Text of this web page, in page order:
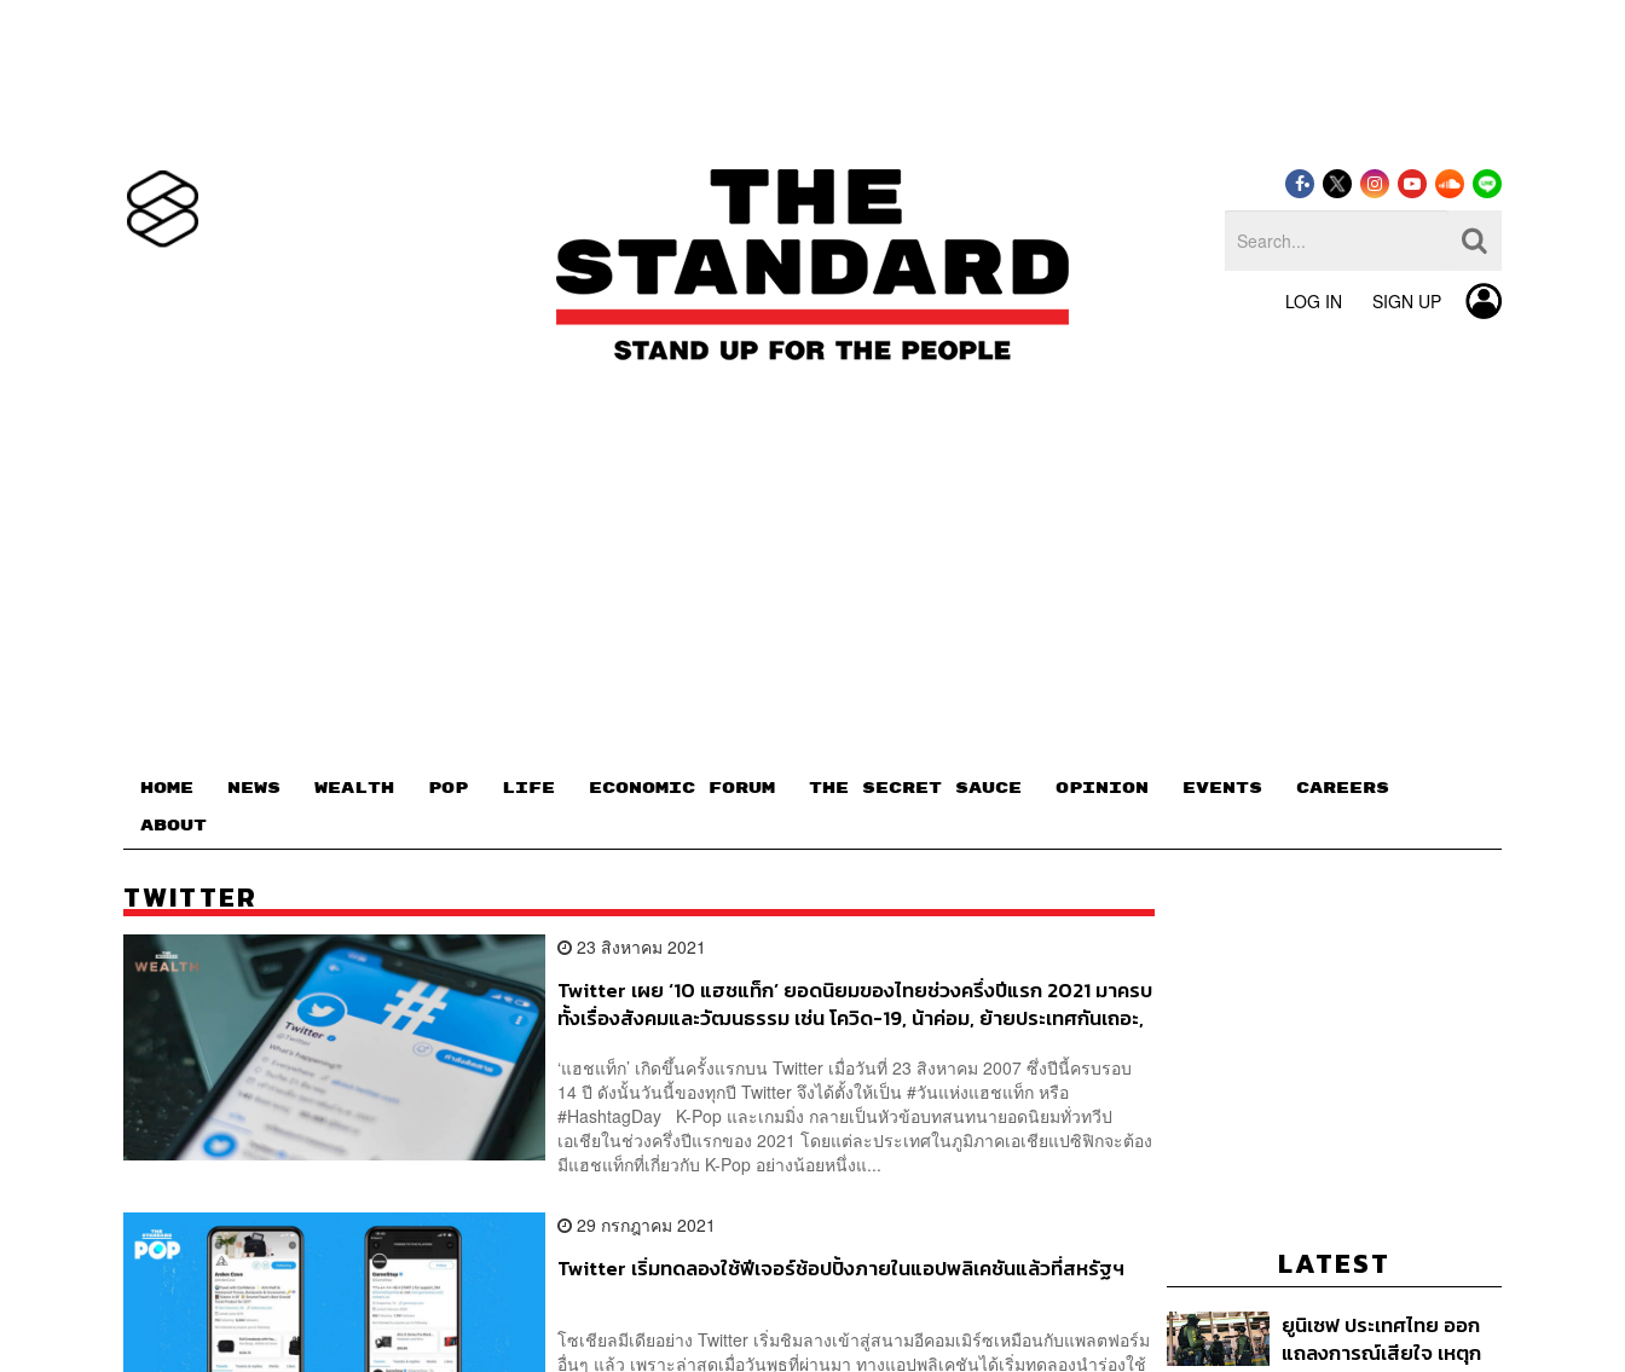
LOG IN SIGN UP
HOME NEWS WEALTH POP LIFE ECONOMIC FORUM THE SECRET SAUCE​ OPINION EVENTS CAREERS
ABOUT
TWITTER
23 สิงหาคม 2021
Twitter เผย ‘10 แฮชแท็ก’ ยอดนิยมของไทยช่วงครึ่งปีแรก 2021 มาครบ
ทั้งเรื่องสังคมและวัฒนธรรม เช่น โควิด-19, น้าค่อม, ย้ายประเทศกันเถอะ,
‘แฮชแท็ก’ เกิดขึ้นครั้งแรกบน Twitter เมื่อวันที่ 23 สิงหาคม 2007 ซึ่งปีนี้ครบรอบ
14 ปี ดังนั้นวันนี้ของทุกปี Twitter จึงได้ตั้งให้เป็น #วันแห่งแฮชแท็ก หรือ
#HashtagDay K-Pop และเกมมิ่ง กลายเป็นหัวข้อบทสนทนายอดนิยมทั่วทวีป
เอเชียในช่วงครึ่งปีแรกของ 2021 โดยแต่ละประเทศในภูมิภาคเอเชียแปซิฟิกจะต้อง
มีแฮชแท็กที่เกี่ยวกับ K-Pop อย่างน้อยหนึ่งแ...
29 กรกฎาคม 2021
Twitter เริ่มทดลองใช้ฟีเจอร์ช้อปปิ้งภายในแอปพลิเคชันแล้วที่สหรัฐฯ
โซเชียลมีเดียอย่าง Twitter เริ่มชิมลางเข้าสู่สนามอีคอมเมิร์ซเหมือนกับแพลตฟอร์ม
อื่นๆ แล้ว เพราะล่าสุดเมื่อวันพุธที่ผ่านมา ทางแอปพลิเคชันได้เริ่มทดลองนำร่องใช้
LATEST
ยูนิเซฟ ประเทศไทย ออก
แถลงการณ์เสียใจ เหตุก